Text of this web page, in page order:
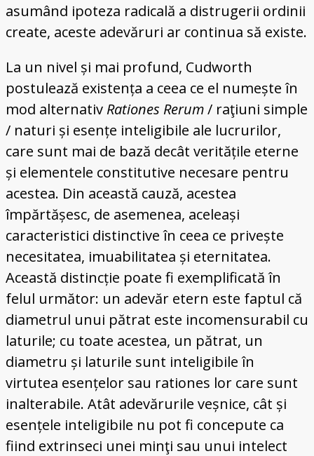
asumând ipoteza radicală a distrugerii ordinii
create, aceste adevăruri ar continua să existe.
La un nivel și mai profund, Cudworth
postulează existența a ceea ce el numește în
mod alternativ Rationes Rerum/ raţiuni simple
/ naturi și esențe inteligibile ale lucrurilor,
care sunt mai de bază decât veritățile eterne
și elementele constitutive necesare pentru
acestea. Din această cauză, acestea
împărtășesc, de asemenea, aceleași
caracteristici distinctive în ceea ce privește
necesitatea, imuabilitatea și eternitatea.
Această distincție poate fi exemplificată în
felul următor: un adevăr etern este faptul că
diametrul unui pătrat este incomensurabil cu
laturile; cu toate acestea, un pătrat, un
diametru și laturile sunt inteligibile în
virtutea esențelor sau rationes lor care sunt
inalterabile. Atât adevărurile veșnice, cât și
esențele inteligibile nu pot fi concepute ca
fiind extrinseci unei minţi sau unui intelect